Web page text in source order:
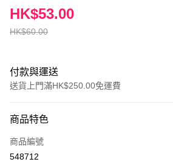
HK$60.00
HK$53.00
付款與運送
送貨上門滿HK$250.00免運費
信用卡
Apple Pay
商品特色
商品編號
548712